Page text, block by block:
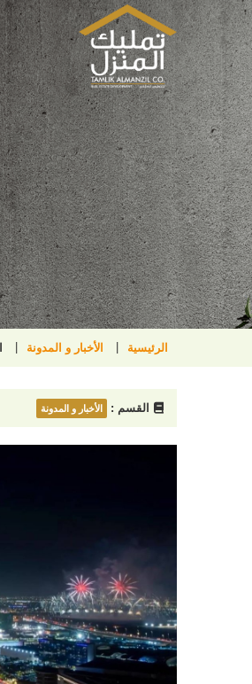
الرئيسية الأخبار و المدونة
القسم : الأخبار و المدونة